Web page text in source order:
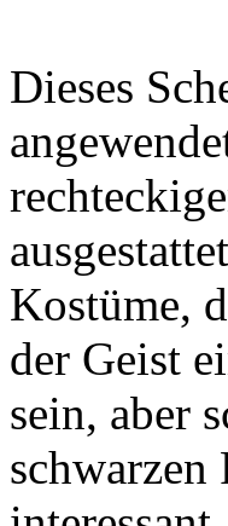
Dieses
Kostüme,
der Geist
sein, aber